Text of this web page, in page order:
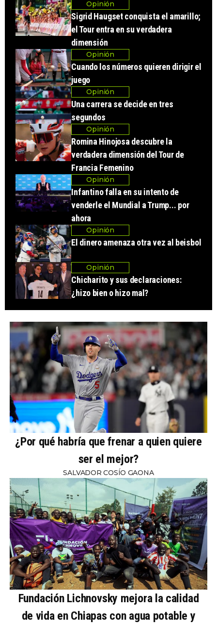
Opinión
Sigrid Haugset conquista el amarillo;
el Tour entra en su verdadera
dimensión
Opinión
Cuando los números quieren dirigir el
juego
Opinión
Una carrera se decide en tres
segundos
Opinión
Romina Hinojosa descubre la
verdadera dimensión del Tour de
Francia Femenino
Opinión
Infantino falla en su intento de
venderle el Mundial a Trump... por
ahora
Opinión
El dinero amenaza otra vez al beisbol
Opinión
Chicharito y sus declaraciones:
¿hizo bien o hizo mal?
¿Por qué habría que frenar a quien quiere
ser el mejor?
SALVADOR COSÍO GAONA
Fundación Lichnovsky mejora la calidad
de vida en Chiapas con agua potable y